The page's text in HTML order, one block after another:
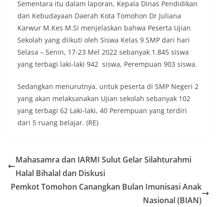
Sementara itu dalam laporan, Kepala Dinas Pendidikan
dan Kebudayaan Daerah Kota Tomohon Dr Juliana
Karwur M.Kes M.Si menjelaskan bahwa Peserta Ujian
Sekolah yang diikuti oleh Siswa Kelas 9 SMP dari hari
Selasa – Senin, 17-23 Mel 2022 sebanyak 1.845 siswa
yang terbagi laki-laki 942 siswa, Perempuan 903 siswa.
Sedangkan menurutnya, untuk peserta di SMP Negeri 2
yang akan melaksanakan Ujian sekolah sebanyak 102
yang terbagi 62 Laki-laki, 40 Perempuan yang terdiri
dari 5 ruang belajar. (RE)
Mahasamra dan IARMI Sulut Gelar Silahturahmi
Halal Bihalal dan Diskusi
Pemkot Tomohon Canangkan Bulan Imunisasi Anak
Nasional (BIAN)